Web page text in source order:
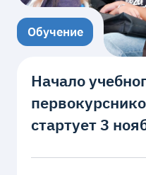
Обучение
Начало
стартует 3